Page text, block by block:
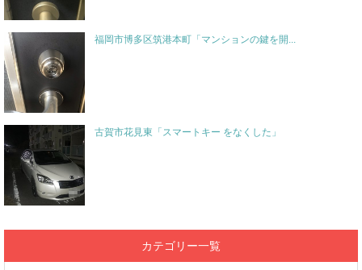
福岡市博多区筑港本町「マンションの鍵を開...
古賀市花見東「スマートキー をなくした」
カテゴリー一覧